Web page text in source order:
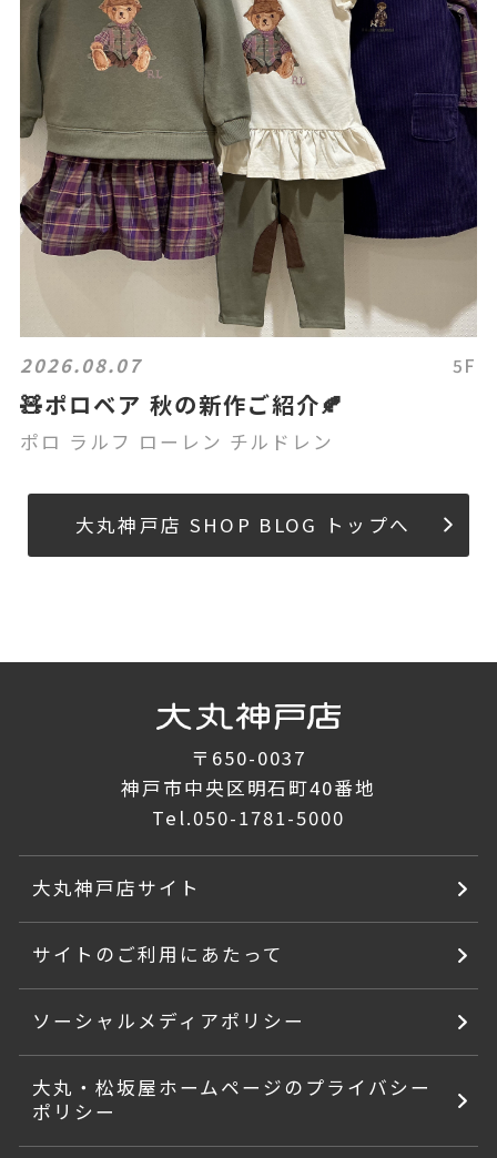
2026.08.07 5F
🧸ポロベア 秋の新作ご紹介🍂
ポロ ラルフ ローレン チルドレン
大丸神戸店 SHOP BLOG トップへ
〒650-0037
神戸市中央区明石町40番地
Tel.050-1781-5000
大丸神戸店サイト
サイトのご利用にあたって
ソーシャルメディアポリシー
大丸・松坂屋ホームページのプライバシー
ポリシー